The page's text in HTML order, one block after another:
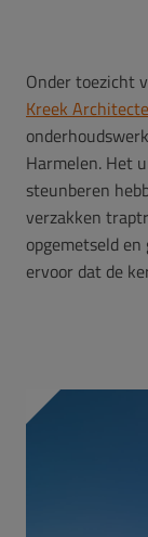
Onder toezicht
Kreek
Harmelen. Het
steunberen
verzakken
opgemetseld
ervoor dat de